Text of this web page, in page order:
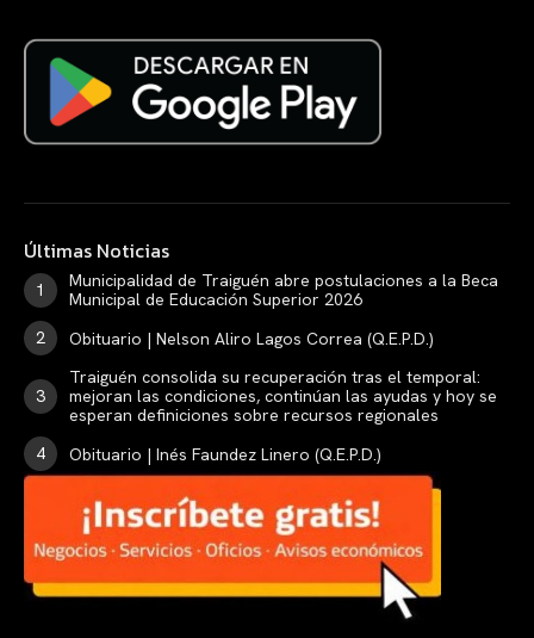
Últimas Noticias
Municipalidad de Traiguén abre postulaciones a la Beca
Municipal de Educación Superior 2026
Obituario | Nelson Aliro Lagos Correa (Q.E.P.D.)
Traiguén consolida su recuperación tras el temporal:
mejoran las condiciones, continúan las ayudas y hoy se
esperan definiciones sobre recursos regionales
Obituario | Inés Faundez Linero (Q.E.P.D.)